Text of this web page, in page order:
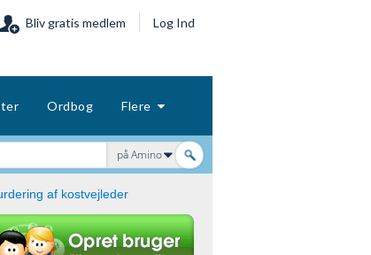
Bliv gratis medlem Log Ind
Ordbog Flere
på Amino
af kostvejleder